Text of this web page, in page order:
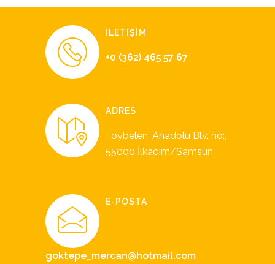
İLETİŞİM
+0 (362) 465 57 67
ADRES
Toybelen, Anadolu Blv. no:,
55000 İlkadım/Samsun
E-POSTA
goktepe_mercan@hotmail.com